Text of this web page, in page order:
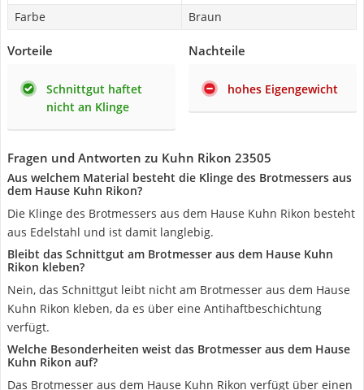
Farbe
Braun
Vorteile
Schnittgut haftet
nicht an Klinge
Nachteile
hohes Eigengewicht
Fragen und Antworten zu Kuhn Rikon 23505
Aus welchem Material besteht die Klinge des Brotmessers aus
dem Hause Kuhn Rikon?
Die Klinge des Brotmessers aus dem Hause Kuhn Rikon besteht
aus Edelstahl und ist damit langlebig.
Bleibt das Schnittgut am Brotmesser aus dem Hause Kuhn
Rikon kleben?
Nein, das Schnittgut leibt nicht am Brotmesser aus dem Hause
Kuhn Rikon kleben, da es über eine Antihaftbeschichtung
verfügt.
Welche Besonderheiten weist das Brotmesser aus dem Hause
Kuhn Rikon auf?
Das Brotmesser aus dem Hause Kuhn Rikon verfügt über einen